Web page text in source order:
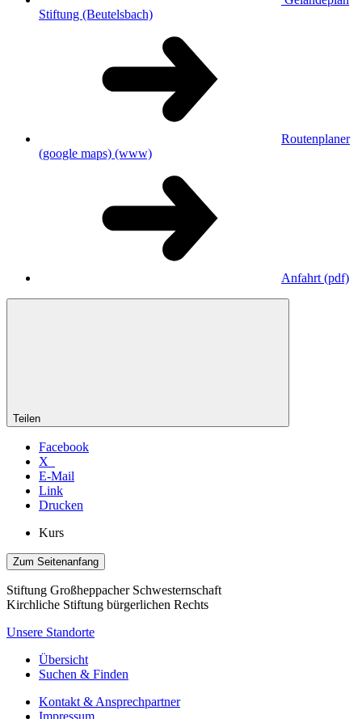
Stiftung (Beutelsbach)
Routenplaner
(google maps) (www)
Anfahrt(pdf)
Teilen
Facebook
X
E-Mail
Link
Drucken
Kurs
Zum Seitenanfang
Stiftung Großheppacher Schwesternschaft
Kirchliche Stiftung bürgerlichen Rechts
Unsere Standorte
Übersicht
Suchen & Finden
Kontakt & Ansprechpartner